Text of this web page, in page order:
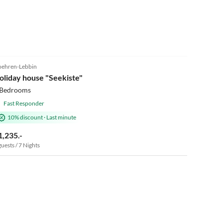
Lebbin
house "Seekiste"
Fast Responder
10% discount· Last minute
/ 7 Nights